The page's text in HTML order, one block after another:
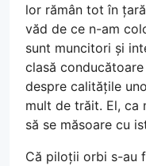
lor rămân tot în
văd de ce n-am
sunt muncitori și
clasă
despre calitățile
mult de trăit. El, ca
să se măsoare cu
Că piloții orbi s-au